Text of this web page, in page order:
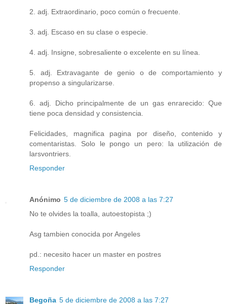
2. adj. Extraordinario, poco común o frecuente.
3. adj. Escaso en su clase o especie.
4. adj. Insigne, sobresaliente o excelente en su línea.
5. adj. Extravagante de genio o de comportamiento y
propenso a singularizarse.
6. adj. Dicho principalmente de un gas enrarecido: Que
tiene poca densidad y consistencia.
Felicidades, magnifica pagina por diseño, contenido y
comentaristas. Solo le pongo un pero: la utilización de
larsvontriers.
Responder
Anónimo 5 de diciembre de 2008 a las 7:27
No te olvides la toalla, autoestopista ;)
Asg tambien conocida por Angeles
pd.: necesito hacer un master en postres
Responder
Begoña 5 de diciembre de 2008 a las 7:27